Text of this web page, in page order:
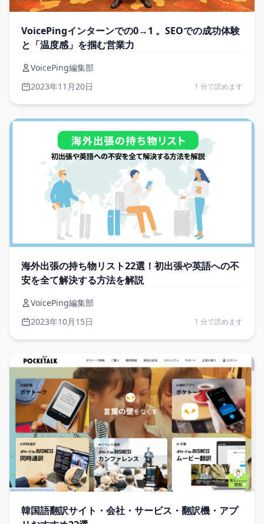
VoicePingインターンでの0→1 。SEOでの成功体験
と「温度感」を掴む営業力
VoicePing編集部
2023年11月20日
1 分で読めます
海外出張の持ち物リスト22選！初出張や英語への不
安を全て解決する方法を解説
VoicePing編集部
2023年10月15日
1 分で読めます
韓国語翻訳サイト・会社・サービス・翻訳機・アプ